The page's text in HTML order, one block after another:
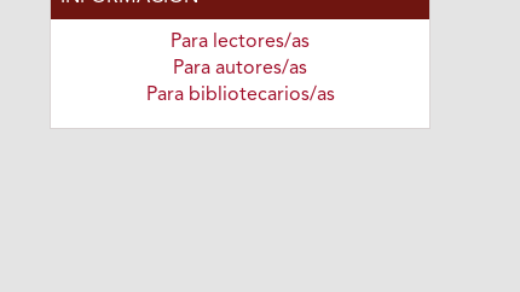
Para lectores/as
Para autores/as
Para bibliotecarios/as